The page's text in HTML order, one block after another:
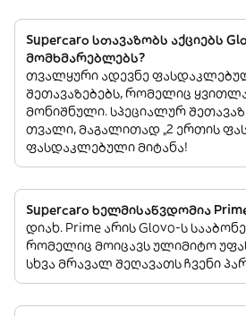
Supercaro სთავაზობს აქციებს
მომხმარებლებს?
თვალყური ადევნე
შეთავაზებებს, რომელიც
მონიშნული. სპეციალურ
თვალი, მაგალითად „2 ერთის
ფასდაკლებული მიტანა!
Supercaro ხელმისაწვდომია
დიახ. Prime არის Glovo-ს
რომელიც მოიცავს ულიმიტო
სხვა მრავალ შეღავათს ჩვენი